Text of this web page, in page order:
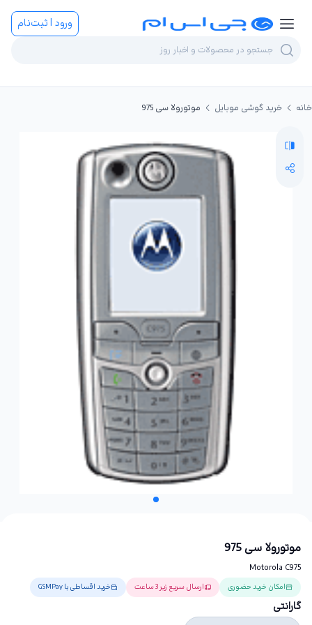
ورود | ثبت‌نام
خانه خرید گوشی موبایل موتورولا سی 975
موتورولا سی 975
Motorola C975
امکان خرید حضوری ارسال سریع زیر 3 ساعت خرید اقساطی با GSMPay
گارانتی